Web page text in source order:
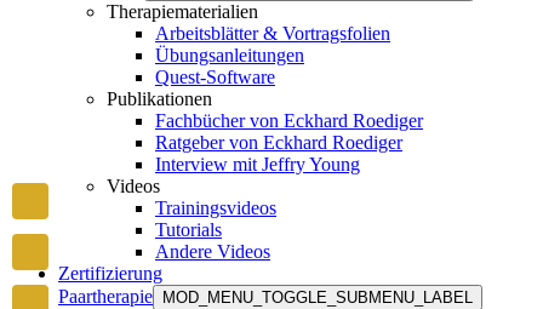
Therapiematerialien
Arbeitsblätter & Vortragsfolien
Übungsanleitungen
Quest-Software
Publikationen
Fachbücher von Eckhard Roediger
Ratgeber von Eckhard Roediger
Interview mit Jeffry Young
Videos
Trainingsvideos
Tutorials
Andere Videos
Zertifizierung
Paartherapie
MOD_MENU_TOGGLE_SUBMENU_LABEL